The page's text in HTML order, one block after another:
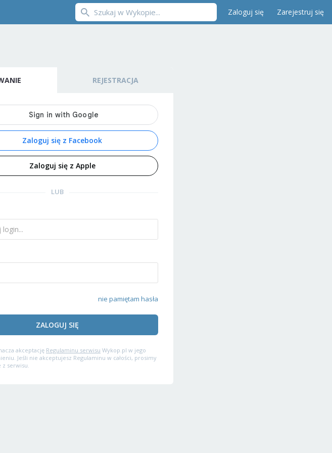
Zaloguj się Zarejestruj się
REJESTRACJA
Zaloguj się z Facebook
Zaloguj się z Apple
LUB
nie pamiętam hasła
ZALOGUJ SIĘ
akceptację Regulaminu serwisu Wykop.pl w jego
Jeśli nie akceptujesz Regulaminu w całości, prosimy
z serwisu.